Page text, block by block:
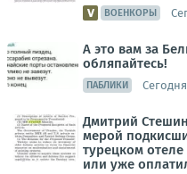
ВОЕНКОРЫ
А это вам за
обляпайтесь!
ПАБЛИКИ
Дмитрий
мерой
турецком
или уже